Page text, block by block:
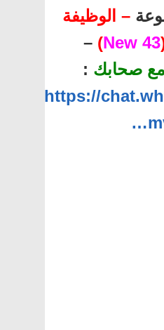
– الوظيفة
43 New
)
–
صحابك :
https://